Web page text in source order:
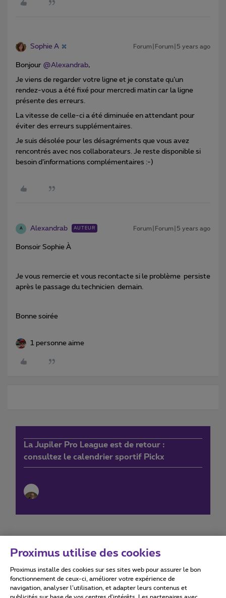
Sophie A Forum|Forum|5 years ago
Bonjour @Alexandrab,
Je viens de regarder votre ligne et je constate qu’un
rendez-vous a été fixé pour mercredi matin car la ligne
présente des erreurs.
La vitesse de celle-ci a été diminuée en attendant pour
éviter des erreurs supplémentaires.
Je suis désolée pour les désagréments que vous avez
rencontrés avec nos collaborateurs. Je reste disponible si
besoin d’informations complémentaires :-)
A Alexandrab AUTEUR Forum|Forum|5 years ago
Bonsoir Sophie À
Je vous remercie et vous recontacte si le problème persiste
après le passage du technicien demain.
Bonne soirée
1 personne aime
La Jupiler Pro League est de retour :
consultez le calendrier sportif Pickx
Conditions d'utilisation Accessibility statement
Proximus utilise des cookies
Proximus installe des cookies sur ses sites web pour assurer le bon
fonctionnement de ceux-ci, améliorer votre expérience de
navigation, analyser l’utilisation, et adapter leurs contenus et